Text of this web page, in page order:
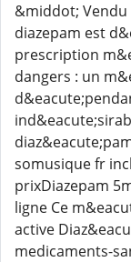
&middot; Vendu
diazepam est
prescription
dangers : un
somusique fr
prixDiazepam
ligne Ce
active
medicaments-